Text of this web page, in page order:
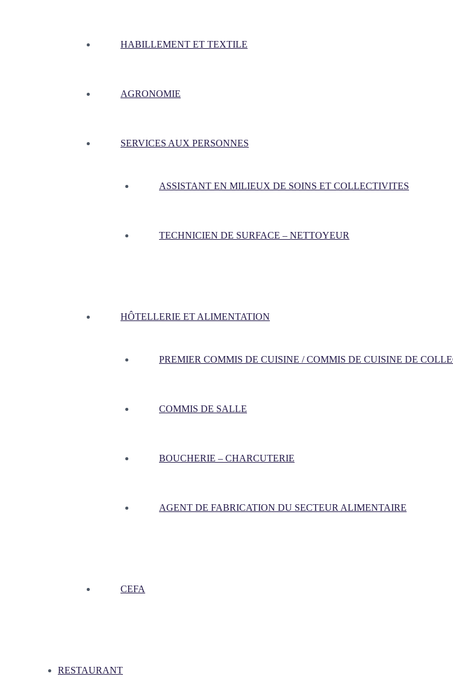
HABILLEMENT ET TEXTILE
AGRONOMIE
SERVICES AUX PERSONNES
ASSISTANT EN MILIEUX DE SOINS ET COLLECTIVITES
TECHNICIEN DE SURFACE – NETTOYEUR
HÔTELLERIE ET ALIMENTATION
PREMIER COMMIS DE CUISINE / COMMIS DE CUISINE DE
COMMIS DE SALLE
BOUCHERIE – CHARCUTERIE
AGENT DE FABRICATION DU SECTEUR ALIMENTAIRE
CEFA
RESTAURANT